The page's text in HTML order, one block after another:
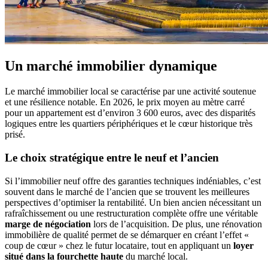
Un marché immobilier dynamique
Le marché immobilier local se caractérise par une activité soutenue
et une résilience notable. En 2026, le prix moyen au mètre carré
pour un appartement est d’environ 3 600 euros, avec des disparités
logiques entre les quartiers périphériques et le cœur historique très
prisé.
Le choix stratégique entre le neuf et l’ancien
Si l’immobilier neuf offre des garanties techniques indéniables, c’est
souvent dans le marché de l’ancien que se trouvent les meilleures
perspectives d’optimiser la rentabilité. Un bien ancien nécessitant un
rafraîchissement ou une restructuration complète offre une véritable
marge de négociation lors de l’acquisition. De plus, une rénovation
immobilière de qualité permet de se démarquer en créant l’effet «
coup de cœur » chez le futur locataire, tout en appliquant un loyer
situé dans la fourchette haute du marché local.